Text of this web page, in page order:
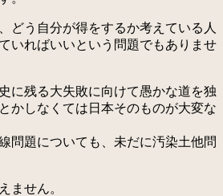
どう自分が得をするか考えている人
いればいいという問題でもありませ
に残る大失敗に向けて愚かな道を独
かしなくては日本そのものが大変な
問題についても、未だに汚染土他問
ません。